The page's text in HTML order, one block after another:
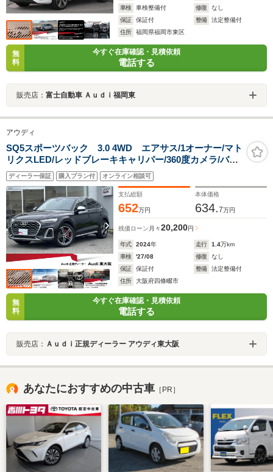
車検
車検整備付 修復
なし
保証
保証付 整備
法定整備付
住所
福岡県福岡市東区
無
料
今すぐ在庫確認・見積依頼
電話する
販売店： 富士自動車 Ａｕｄｉ福岡東
アウディ
SQ5スポーツバック 3.0 4WD エアサス/1オーナー/マト
リクスLED/レッドブレーキキャリパー/360度カメラ/バー
チャルコックピット/サイドアシスト/ATトランク/ACC/レ
ーンアシスト/ドライブセレクト/アンビエントライト/認定
中古車
ディーラー保証 購入プラン付 オンライン相談可
支払総額
652万円
本体価格
634.7万円
残価ローン 月々20,200円
年式 2024年 走行 1.4万km
車検
'27/08 修復
なし
保証
保証付 整備
法定整備付
住所
大阪府四條畷市
無
料
今すぐ在庫確認・見積依頼
電話する
販売店： Ａｕｄｉ正規ディーラー アウディ東大阪
あなたにおすすめの中古車 ［PR］